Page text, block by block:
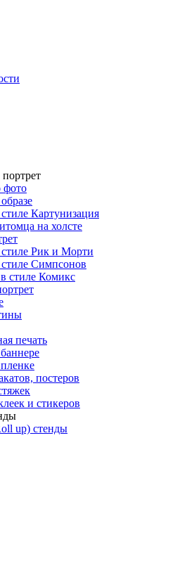
Картунизация
на холсте
Рик и Морти
Симпсонов
стиле Комикс
печать
постеров
и стикеров
up) стенды